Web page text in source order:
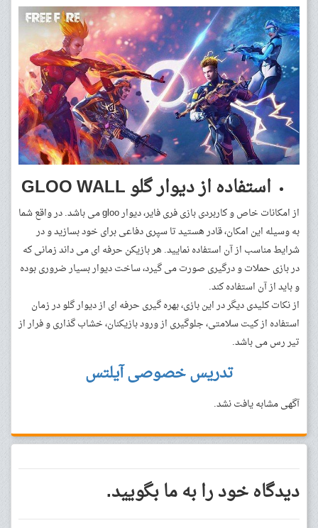
استفاده از دیوار گلو GLOO WALL
از امکانات خاص و کاربردی بازی فری فایر، دیوار gloo می باشد. در واقع شما
به وسیله این امکان، قادر هستید تا سپری دفاعی برای خود بسازید و در
شرایط مناسب از آن استفاده نمایید. هر بازیکن حرفه ای می داند زمانی که
در بازی حملات و درگیری صورت می گیرد، ساخت دیوار بسیار ضروری بوده
و باید از آن استفاده کند.
از نکات کلیدی دیگر در این بازی، بهره گیری حرفه ای از دیوار گلو در زمان
استفاده از کیت سلامتی، جلوگیری از ورود بازیکنان، خشاب گذاری و فرار از
تیر رس می باشد.
تدریس خصوصی آیلتس
آگهی مشابه یافت نشد.
دیدگاه خود را به ما بگویید.